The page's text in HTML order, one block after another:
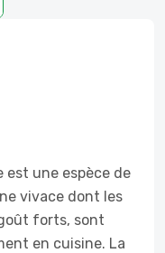
est une espèce de
vivace dont les
forts, sont
en cuisine. La